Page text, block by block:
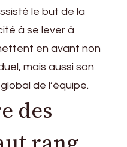
le but de la
à se lever à
en avant non
mais aussi son
de l’équipe.
des